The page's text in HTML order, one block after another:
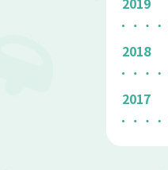
2018
2017